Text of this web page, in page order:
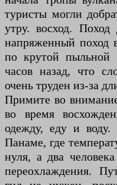
туристы могли
утру. восход.
напряженный поход
по крутой пыльной
часов назад, что
очень труден из-за
Примите во
во время
одежду, еду и воду.
Панаме, где
нуля, а два
переохлаждения.